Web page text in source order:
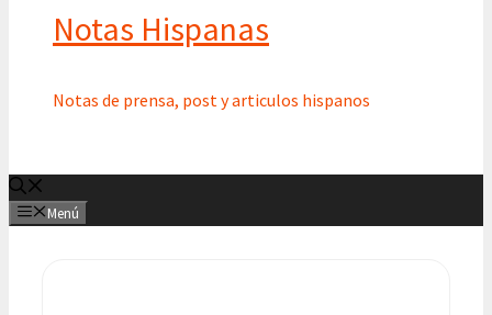
Notas Hispanas
Notas de prensa, post y articulos hispanos
Menú